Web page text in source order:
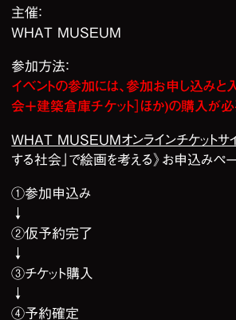
主催：
WHAT MUSEUM
参加方法：
イベントの参加には、参加お申し込みと
会＋建築倉庫チケット］ほか)の購入が必
WHAT MUSEUMオンラインチケットサ
する社会」で絵画を考える》お申込みペ
①参加申込み
↓
②仮予約完了
↓
③チケット購入
↓
④予約確定